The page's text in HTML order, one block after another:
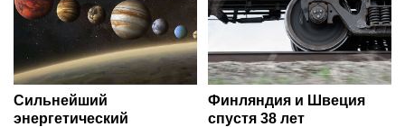
Сильнейший
энергетический
Финляндия и Швеция
спустя 38 лет